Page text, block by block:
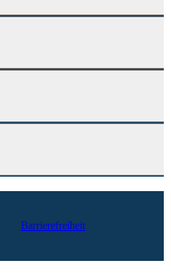
Barrierefreiheit